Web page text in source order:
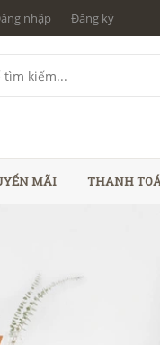
nhập Đăng ký
MÃI THANH